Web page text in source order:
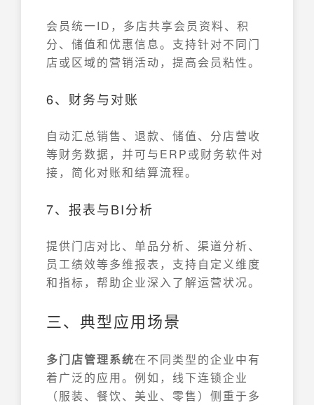
会员统一ID，多店共享会员资料、积
分、储值和优惠信息。支持针对不同门
店或区域的营销活动，提高会员粘性。
6、财务与对账
自动汇总销售、退款、储值、分店营收
等财务数据，并可与ERP或财务软件对
接，简化对账和结算流程。
7、报表与BI分析
提供门店对比、单品分析、渠道分析、
员工绩效等多维报表，支持自定义维度
和指标，帮助企业深入了解运营状况。
三、典型应用场景
多门店管理系统在不同类型的企业中有
着广泛的应用。例如，线下连锁企业
（服装、餐饮、美业、零售）侧重于多